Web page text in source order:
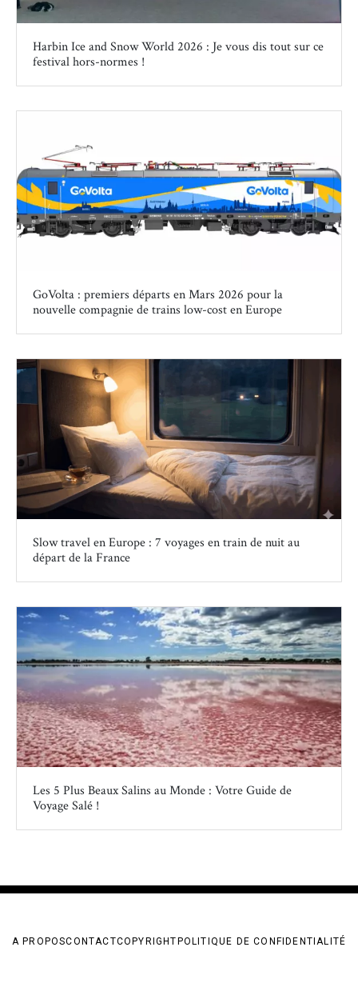
Harbin Ice and Snow World 2026 : Je vous dis tout sur ce
festival hors-normes !
GoVolta : premiers départs en Mars 2026 pour la
nouvelle compagnie de trains low-cost en Europe
Slow travel en Europe : 7 voyages en train de nuit au
départ de la France
Les 5 Plus Beaux Salins au Monde : Votre Guide de
Voyage Salé !
A PROPOSCONTACTCOPYRIGHTPOLITIQUE DE CONFIDENTIALITÉ